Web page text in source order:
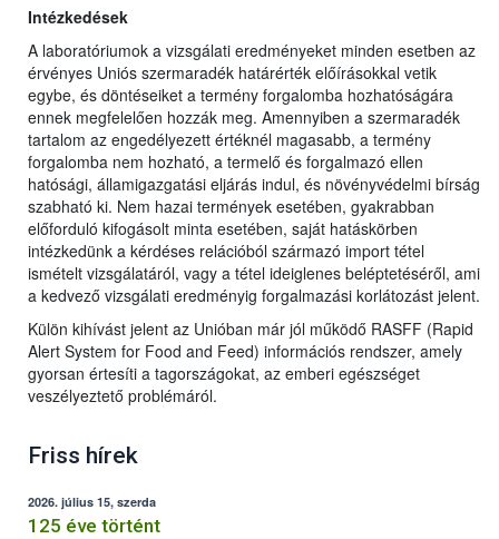
Intézkedések
A laboratóriumok a vizsgálati eredményeket minden esetben az
érvényes Uniós szermaradék határérték előírásokkal vetik
egybe, és döntéseiket a termény forgalomba hozhatóságára
ennek megfelelően hozzák meg. Amennyiben a szermaradék
tartalom az engedélyezett értéknél magasabb, a termény
forgalomba nem hozható, a termelő és forgalmazó ellen
hatósági, államigazgatási eljárás indul, és növényvédelmi bírság
szabható ki. Nem hazai termények esetében, gyakrabban
előforduló kifogásolt minta esetében, saját hatáskörben
intézkedünk a kérdéses relációból származó import tétel
ismételt vizsgálatáról, vagy a tétel ideiglenes beléptetéséről, ami
a kedvező vizsgálati eredményig forgalmazási korlátozást jelent.
Külön kihívást jelent az Unióban már jól működő RASFF (Rapid
Alert System for Food and Feed) információs rendszer, amely
gyorsan értesíti a tagországokat, az emberi egészséget
veszélyeztető problémáról.
Friss hírek
2026. július 15, szerda
125 éve történt